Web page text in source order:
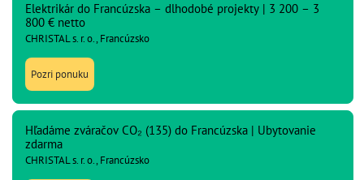
Elektrikár do Francúzska – dlhodobé projekty | 3 200 – 3
800 € netto
CHRISTAL s. r. o., Francúzsko
Pozri ponuku
Hľadáme zváračov CO₂ (135) do Francúzska | Ubytovanie
zdarma
CHRISTAL s. r. o., Francúzsko